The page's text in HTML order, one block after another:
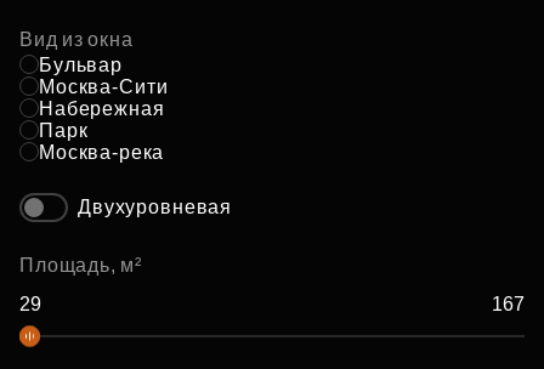
Вид из окна
Бульвар
Москва-Сити
Набережная
Парк
Москва-река
Двухуровневая
Площадь, м²